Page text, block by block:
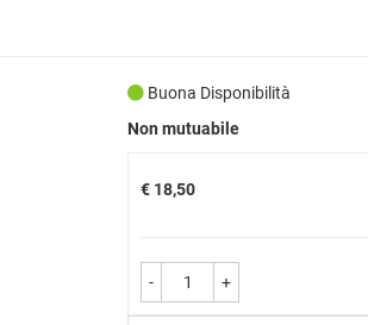
Buona Disponibilità
Non mutuabile
Prezzo
€ 18,50
- +